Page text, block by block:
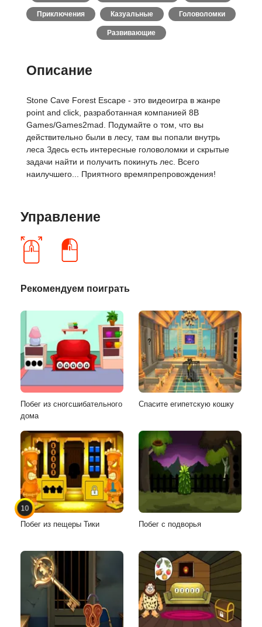
Приключения Казуальные Головоломки
Развивающие
Описание
Stone Cave Forest Escape - это видеоигра в жанре
point and click, разработанная компанией 8B
Games/Games2mad. Подумайте о том, что вы
действительно были в лесу, там вы попали внутрь
леса Здесь есть интересные головоломки и скрытые
задачи найти и получить покинуть лес. Всего
наилучшего... Приятного времяпрепровождения!
Управление
Рекомендуем поиграть
Побег из сногсшибательного
дома
Спасите египетскую кошку
10
Побег из пещеры Тики Побег с подворья